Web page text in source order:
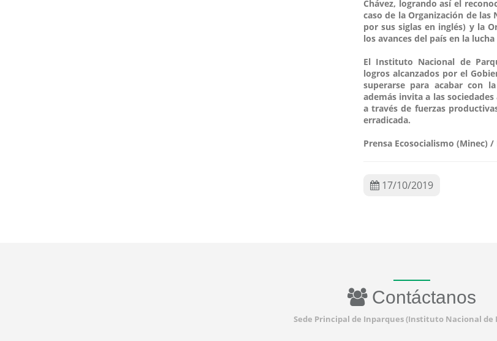
Chávez, logrando así el
caso de la Organización de
por sus siglas en inglés) y la
los avances del país en la
El Instituto Nacional de
logros alcanzados por el
superarse para acabar con
además invita a las
a través de fuerzas
erradicada.
Prensa Ecosocialismo (Minec)
17/10/2019
Contáctanos
Sede Principal de Inparques (Instituto Nacional de